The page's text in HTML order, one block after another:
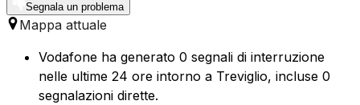
Segnala un problema
Mappa attuale
Vodafone ha generato 0 segnali di interruzione
nelle ultime 24 ore intorno a Treviglio, incluse 0
segnalazioni dirette.